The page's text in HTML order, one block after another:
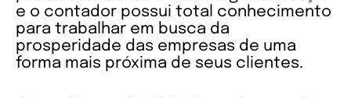
e o contador possui total conhecimento
para trabalhar em busca da
prosperidade das empresas de uma
forma mais próxima de seus clientes.